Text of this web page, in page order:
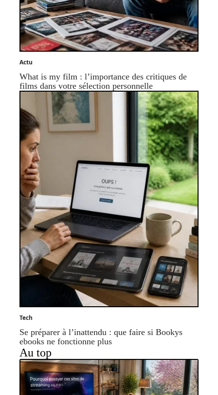
Actu
What is my film : l’importance des critiques de
films dans votre sélection personnelle
Tech
Se préparer à l’inattendu : que faire si Bookys
ebooks ne fonctionne plus
Au top